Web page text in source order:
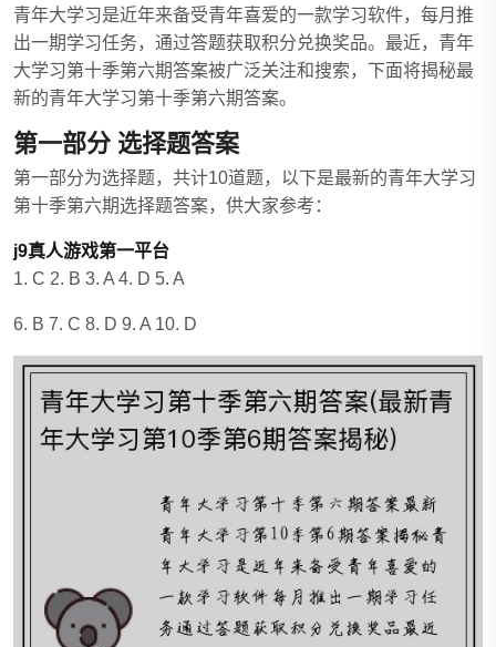
青年大学习是近年来备受青年喜爱的一款学习软件，每月推
出一期学习任务，通过答题获取积分兑换奖品。最近，青年
大学习第十季第六期答案被广泛关注和搜索，下面将揭秘最
新的青年大学习第十季第六期答案。
第一部分 选择题答案
第一部分为选择题，共计10道题，以下是最新的青年大学习
第十季第六期选择题答案，供大家参考：
j9真人游戏第一平台
1. C 2. B 3. A 4. D 5. A
6. B 7. C 8. D 9. A 10. D